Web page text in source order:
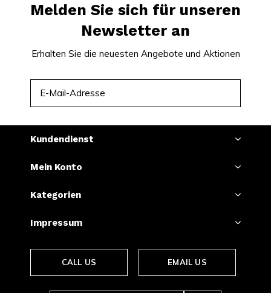
Melden Sie sich für unseren
Newsletter an
Erhalten Sie die neuesten Angebote und Aktionen
Kundendienst
Mein Konto
Kategorien
Impressum
CALL US EMAIL US